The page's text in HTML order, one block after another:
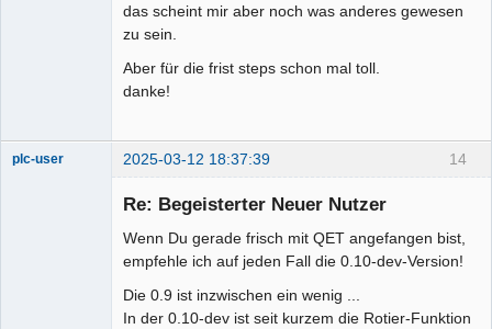
das scheint mir aber noch was anderes gewesen
zu sein.
Aber für die frist steps schon mal toll.
danke!
14
plc-user 2025-03-12 18:37:39
Re: Begeisterter Neuer Nutzer
Wenn Du gerade frisch mit QET angefangen bist,
empfehle ich auf jeden Fall die 0.10-dev-Version!
Die 0.9 ist inzwischen ein wenig ...
In der 0.10-dev ist seit kurzem die Rotier-Funktion